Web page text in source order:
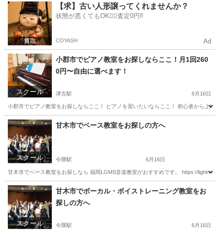
福岡 三井郡 今隈駅 音楽 DTM
【求】古い人形譲ってくれませんか？
状態が悪くてもOK🙆‍♀️査定0円‼️
COYASH Ad
スクール
小郡市でピアノ教室をお探しならここ！月1回260
0円〜自由に選べます！
津古駅 6月16日
小郡市でピアノ教室をお探しならここ！ ピアノを習いたいならここ！ 初心者から上
福岡 小郡市 津古駅 ピアノ レッスン
スクール
甘木市でベース教室をお探しの方へ
今隈駅 6月16日
甘木市でベース教室をお探しなら 福岡LGMS音楽教室がおすすめです。 https://
福岡 三井郡 今隈駅 ベース DTM
スクール
甘木市でボーカル・ボイストレーニング教室をお
探しの方へ
今隈駅 6月16日